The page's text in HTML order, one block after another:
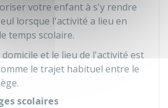
votre enfant à s'y rendre
lorsque l'activité a lieu en
temps scolaire.
et le lieu de l'activité est
le trajet habituel entre le
scolaires